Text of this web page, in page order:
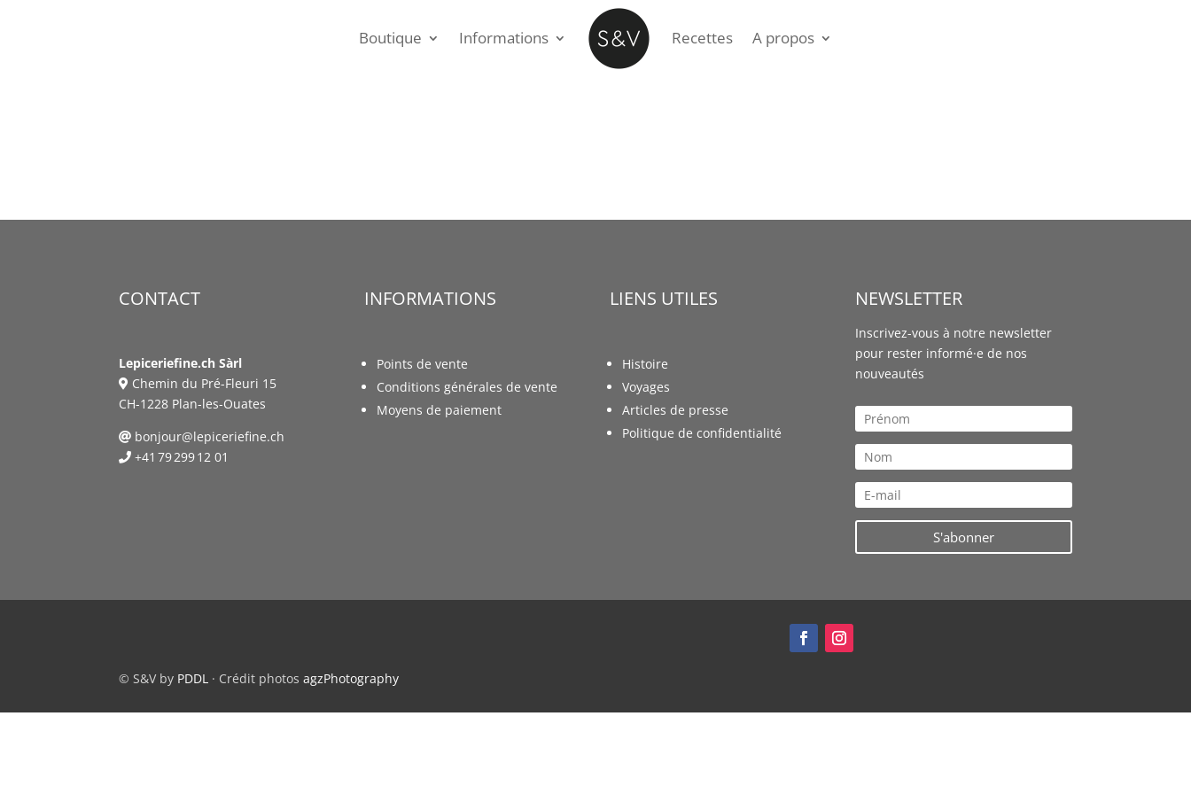
Boutique Informations Recettes A propos
CONTACT
Lepiceriefine.ch Sàrl
Chemin du Pré-Fleuri 15
CH-1228 Plan-les-Ouates
bonjour@lepiceriefine.ch
+41 79 299 12 01
INFORMATIONS
Points de vente
Conditions générales de vente
Moyens de paiement
LIENS UTILES
Histoire
Voyages
Articles de presse
Politique de confidentialité
NEWSLETTER
Inscrivez-vous à notre newsletter
pour rester informé·e de nos
nouveautés
S'abonner
© S&V by PDDL · Crédit photosagzPhotography